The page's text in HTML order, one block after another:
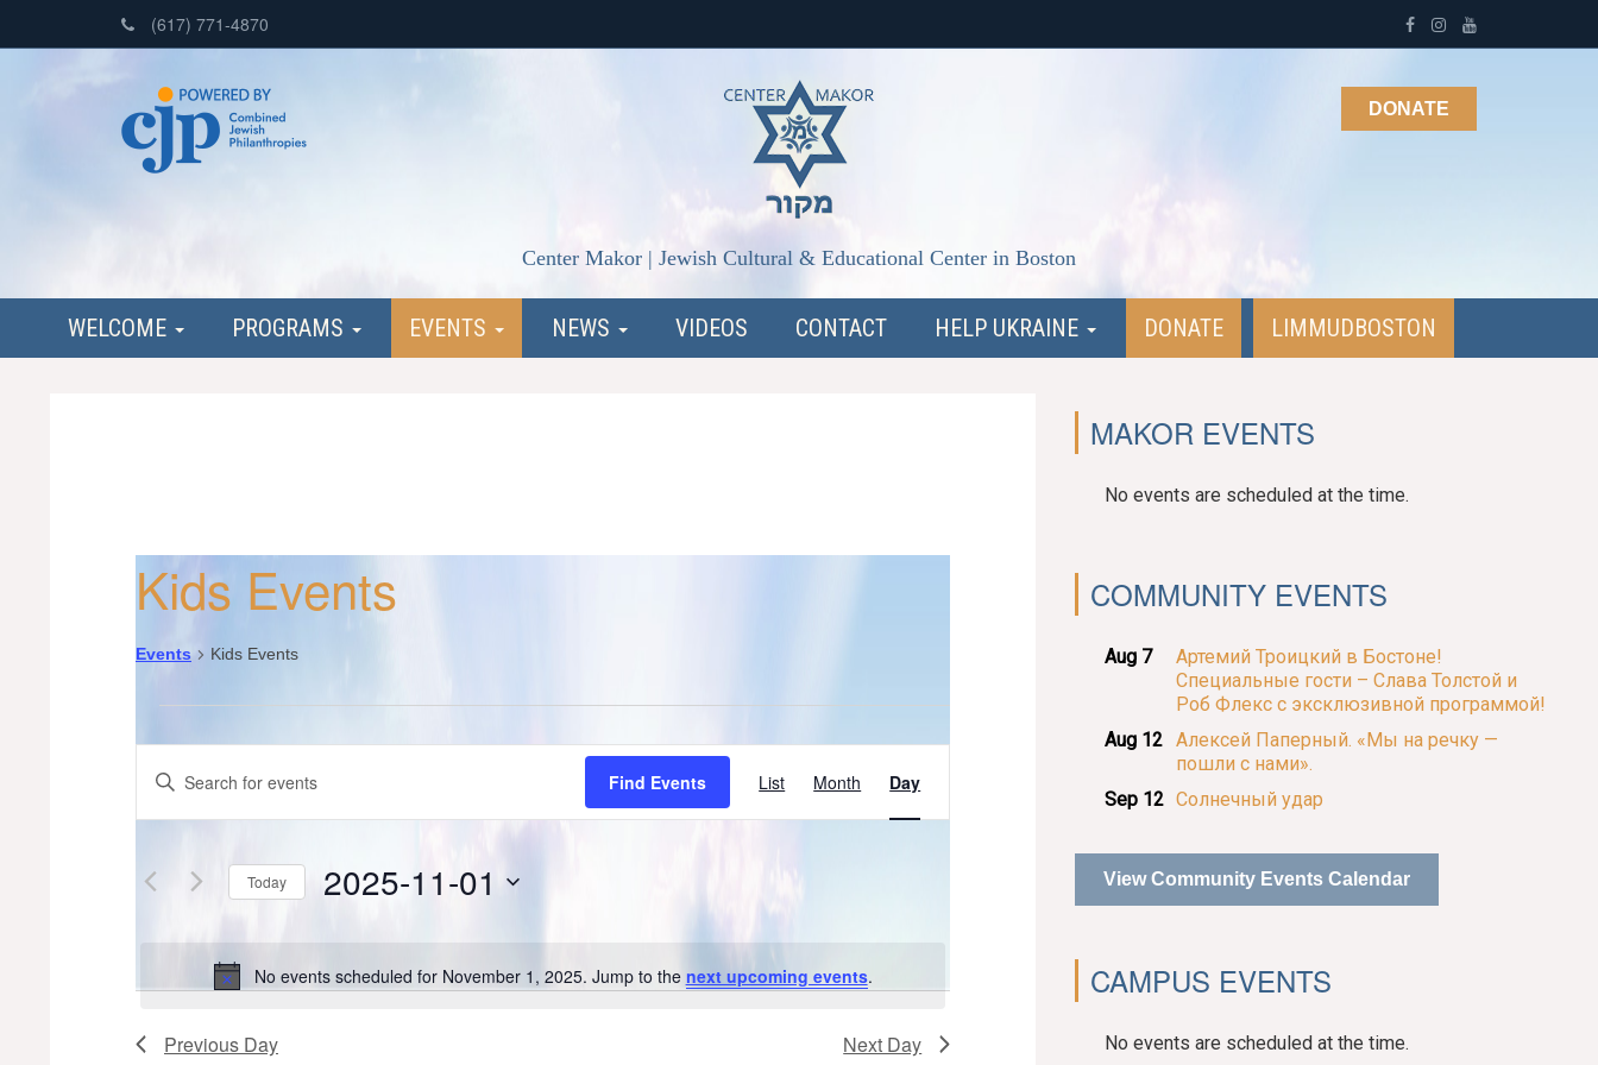
(617) 771-4870
Center Makor | Jewish Cultural & Educational Center in Boston
DONATE
WELCOME PROGRAMS EVENTS NEWS VIDEOS CONTACT HELP UKRAINE DONATE LIMMUDBOSTON
Kids Events
Events Kids Events
for
November
1,
2025
Notice
No events scheduled for November 1, 2025. Jump to the next upcoming events.
Events
Search
and
Navigation
Enter
Keyword.
Search
Events
by
Find Events
Event
Views
List Month Day
Today 2025-11-01
Previous Day Next Day
MAKOR EVENTS
No events are scheduled at the time.
COMMUNITY EVENTS
Aug 7
Артемий Троицкий в Бостоне!
Специальные гости – Слава Толстой и
Роб Флекс с эксклюзивной программой!
Aug 12
Алексей Паперный. «Мы на речку —
пошли с нами».
Sep 12 Солнечный удар
View Community Events Calendar
CAMPUS EVENTS
No events are scheduled at the time.